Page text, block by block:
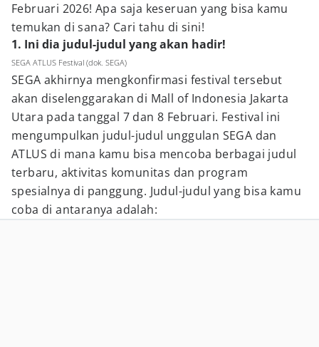
Februari 2026! Apa saja keseruan yang bisa kamu
temukan di sana? Cari tahu di sini!
1. Ini dia judul-judul yang akan hadir!
SEGA ATLUS Festival (dok. SEGA)
SEGA akhirnya mengkonfirmasi festival tersebut
akan diselenggarakan di Mall of Indonesia Jakarta
Utara pada tanggal 7 dan 8 Februari. Festival ini
mengumpulkan judul-judul unggulan SEGA dan
ATLUS di mana kamu bisa mencoba berbagai judul
terbaru, aktivitas komunitas dan program
spesialnya di panggung. Judul-judul yang bisa kamu
coba di antaranya adalah: